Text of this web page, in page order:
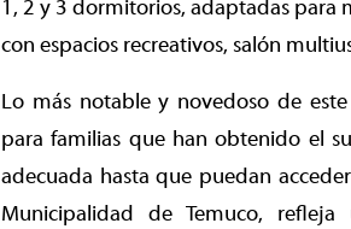
1, 2 y 3 dormitorios, adaptadas para
con espacios recreativos, salón
Lo más notable y novedoso de
para familias que han obtenido el
adecuada hasta que puedan
Municipalidad de Temuco,